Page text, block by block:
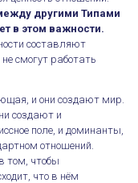
другими Типами
в этом важности.
составляют
смогут работать
и они создают мир.
создают и
поле, и доминанты,
отношений.
том, чтобы
что в нём